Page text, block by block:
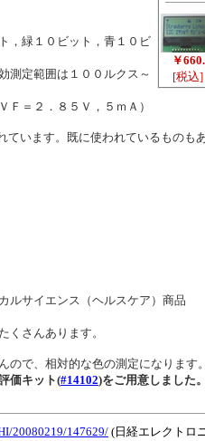
￥660.
[税込]
，緑１０ビット，青１０ビ
測定範囲は１００ルクス～
＝２．８５Ｖ，５ｍＡ）
います。既に使われているものもあ
ルサイエンス（ヘルスケア）商品
さんあります。
で、相対的な色の測定になります。
価キット(#14102)をご用意しました
20080219/147629/(日経エレクトロ